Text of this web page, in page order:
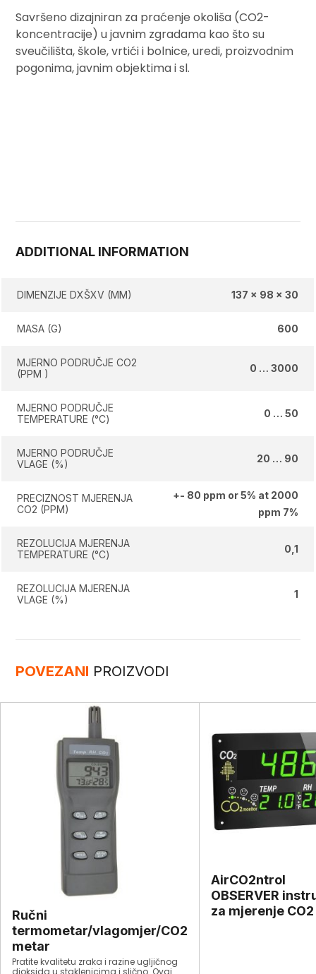
Savršeno dizajniran za praćenje okoliša (CO2-
koncentracije) u javnim zgradama kao što su
sveučilišta, škole, vrtići i bolnice, uredi, proizvodnim
pogonima, javnim objektima i sl.
ADDITIONAL INFORMATION
DIMENZIJE DXŠXV (MM) 137 x 98 x 30
MASA (G) 600
MJERNO PODRUČJE CO2
(PPM )
0 … 3000
MJERNO PODRUČJE
TEMPERATURE (°C)
0 … 50
MJERNO PODRUČJE
VLAGE (%)
20 … 90
PRECIZNOST MJERENJA
CO2 (PPM)
+- 80 ppm or 5% at 2000
ppm 7%
REZOLUCIJA MJERENJA
TEMPERATURE (°C)
0,1
REZOLUCIJA MJERENJA
VLAGE (%)
1
POVEZANI PROIZVODI
Ručni
termometar/vlagomjer/CO2
metar
Pratite kvalitetu zraka i razine ugljičnog
dioksida u staklenicima i slično. Ovaj
AirCO2ntrol
OBSERVER
za mjerenje CO2